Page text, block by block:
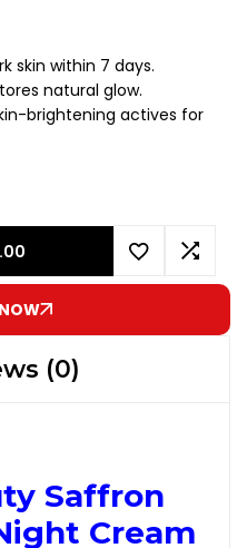
skin within 7 days.
natural glow.
brightening actives for
(0)
Saffron
Cream